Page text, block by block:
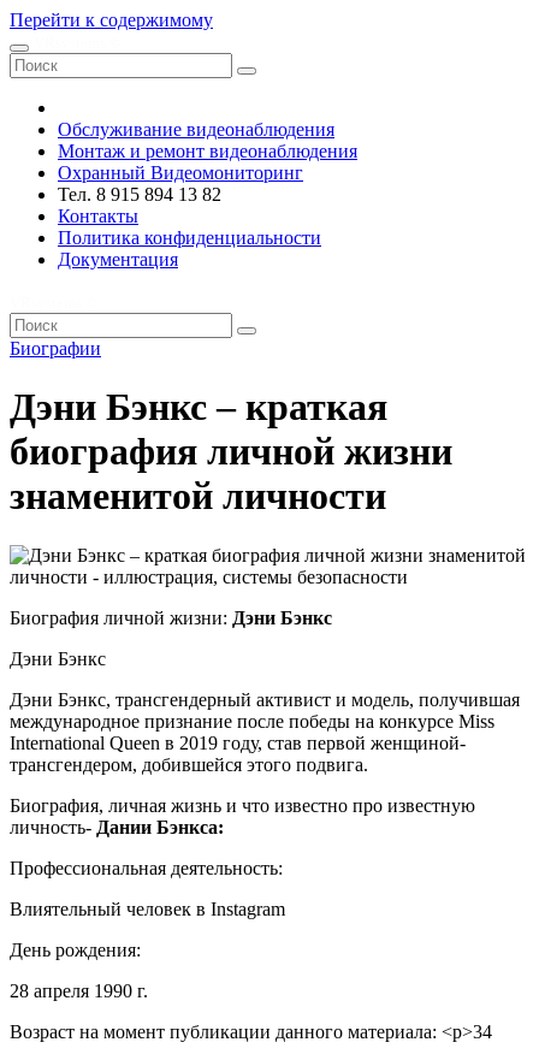
Перейти к содержимому
Обслуживание видеонаблюдения
Монтаж и ремонт видеонаблюдения
Охранный Видеомониторинг
Тел. 8 915 894 13 82
Контакты
Политика конфиденциальности
Документация
Биографии
Дэни Бэнкс – краткая
биография личной жизни
знаменитой личности
Биография личной жизни: Дэни Бэнкс
Дэни Бэнкс
Дэни Бэнкс, трансгендерный активист и модель, получившая
международное признание после победы на конкурсе Miss
International Queen в 2019 году, став первой женщиной-
трансгендером, добившейся этого подвига.
Биография, личная жизнь и что известно про известную
личность- Дании Бэнкса:
Профессиональная деятельность:
Влиятельный человек в Instagram
День рождения:
28 апреля 1990 г.
Возраст на момент публикации данного материала: <р>34